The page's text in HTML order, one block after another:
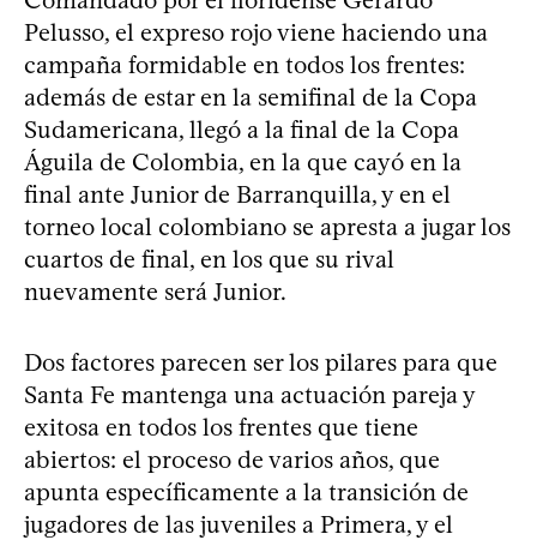
Pelusso, el expreso rojo viene haciendo una
campaña formidable en todos los frentes:
además de estar en la semifinal de la Copa
Sudamericana, llegó a la final de la Copa
Águila de Colombia, en la que cayó en la
final ante Junior de Barranquilla, y en el
torneo local colombiano se apresta a jugar los
cuartos de final, en los que su rival
nuevamente será Junior.
Dos factores parecen ser los pilares para que
Santa Fe mantenga una actuación pareja y
exitosa en todos los frentes que tiene
abiertos: el proceso de varios años, que
apunta específicamente a la transición de
jugadores de las juveniles a Primera, y el